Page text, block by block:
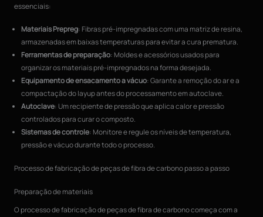
essenciais:
Materiais Prepreg: Fibras pré-impregnadas com uma matriz de resina,
armazenadas em baixas temperaturas para evitar a cura prematura.
Ferramentas de preparação: Moldes e acessórios usados para
organizar os materiais pré-impregnados na forma desejada.
Equipamento de ensacamento a vácuo: Garante a remoção do ar e a
compactação do layup antes do processamento em autoclave.
Autoclave: Um recipiente de pressão que aplica calor e pressão
controlados para curar o composto.
Sistemas de controle: Monitore e regule os níveis de temperatura,
pressão e vácuo durante todo o processo.
Processo de fabricação de peças de fibra de carbono passo a passo
Preparação de materiais
O processo de fabricação de peças de fibra de carbono começa com a